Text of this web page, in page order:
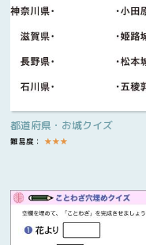
都道府県・お城クイズ
難易度： ★★★